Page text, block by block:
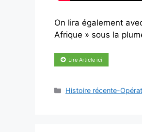
On lira également
Afrique » sous la
Lire Article ici
Catégories
Histoire récente-